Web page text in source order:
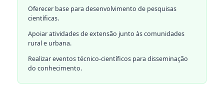
Oferecer base para desenvolvimento de pesquisas
científicas.
Apoiar atividades de extensão junto às comunidades
rural e urbana.
Realizar eventos técnico-científicos para disseminação
do conhecimento.